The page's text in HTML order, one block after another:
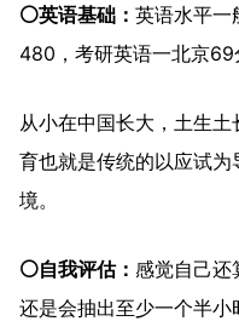
⚪英语基础： 英语水平一
480，考研英语一北京69
从小在中国长大，土生
育也就是传统的以应试
境。
⚪自我评估： 感觉自己还
还是会抽出至少一个半